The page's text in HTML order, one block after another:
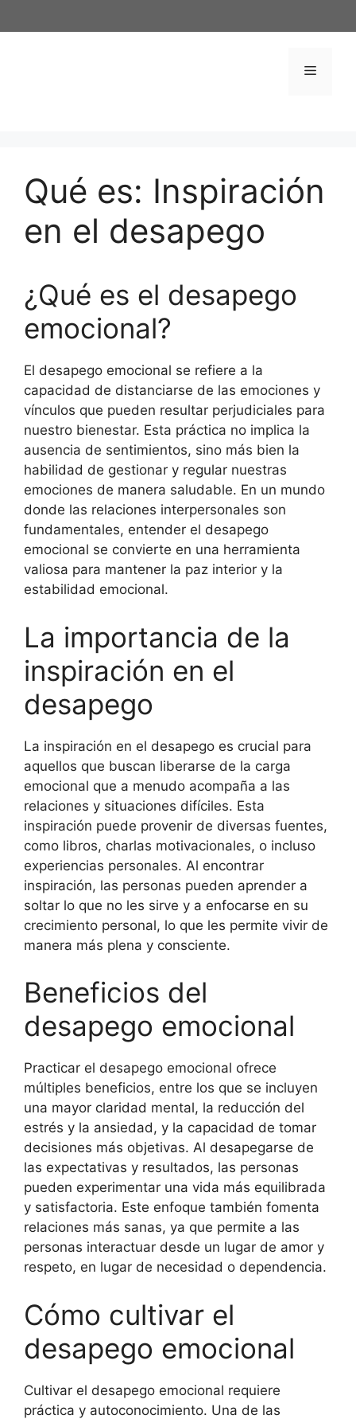
al
Menú
Qué es: Inspiración
en el desapego
¿Qué es el desapego
emocional?
El desapego emocional se refiere a la
capacidad de distanciarse de las emociones y
vínculos que pueden resultar perjudiciales para
nuestro bienestar. Esta práctica no implica la
ausencia de sentimientos, sino más bien la
habilidad de gestionar y regular nuestras
emociones de manera saludable. En un mundo
donde las relaciones interpersonales son
fundamentales, entender el desapego
emocional se convierte en una herramienta
valiosa para mantener la paz interior y la
estabilidad emocional.
La importancia de la
inspiración en el
desapego
La inspiración en el desapego es crucial para
aquellos que buscan liberarse de la carga
emocional que a menudo acompaña a las
relaciones y situaciones difíciles. Esta
inspiración puede provenir de diversas fuentes,
como libros, charlas motivacionales, o incluso
experiencias personales. Al encontrar
inspiración, las personas pueden aprender a
soltar lo que no les sirve y a enfocarse en su
crecimiento personal, lo que les permite vivir de
manera más plena y consciente.
Beneficios del
desapego emocional
Practicar el desapego emocional ofrece
múltiples beneficios, entre los que se incluyen
una mayor claridad mental, la reducción del
estrés y la ansiedad, y la capacidad de tomar
decisiones más objetivas. Al desapegarse de
las expectativas y resultados, las personas
pueden experimentar una vida más equilibrada
y satisfactoria. Este enfoque también fomenta
relaciones más sanas, ya que permite a las
personas interactuar desde un lugar de amor y
respeto, en lugar de necesidad o dependencia.
Cómo cultivar el
desapego emocional
Cultivar el desapego emocional requiere
práctica y autoconocimiento. Una de las